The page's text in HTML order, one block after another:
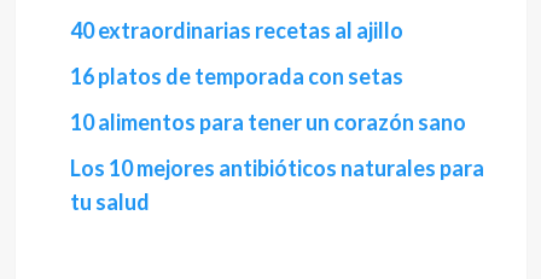
40 extraordinarias recetas al ajillo
16 platos de temporada con setas
10 alimentos para tener un corazón sano
Los 10 mejores antibióticos naturales para
tu salud